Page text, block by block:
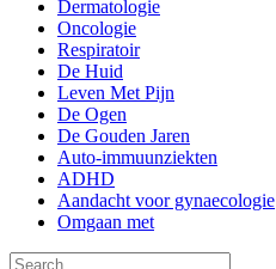
Dermatologie
Oncologie
Respiratoir
De Huid
Leven Met Pijn
De Ogen
De Gouden Jaren
Auto-immuunziekten
ADHD
Aandacht voor gynaecologie
Omgaan met